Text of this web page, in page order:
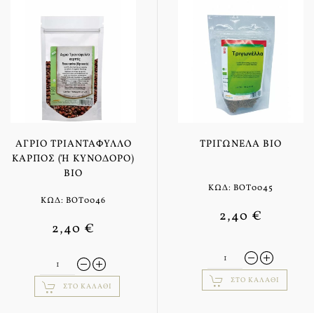
ΆΓΡΙΟ ΤΡΙΑΝΤΆΦΥΛΛΟ
ΚΑΡΠΌΣ (Ή ΚΥΝΌΔΟΡΟ) B
IO
ΚΩΔ: BOT0046
2,40 €
ΣΤΟ ΚΑΛΆΘΙ
ΤΡΙΓΩΝΈΛΑ BIO
ΚΩΔ: BOT0045
2,40 €
ΣΤΟ ΚΑΛΆΘΙ